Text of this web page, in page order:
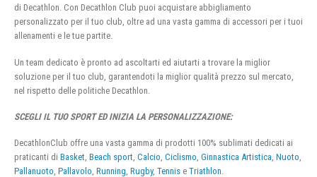
di Decathlon. Con Decathlon Club puoi acquistare abbigliamento
personalizzato per il tuo club, oltre ad una vasta gamma di accessori per i tuoi
allenamenti e le tue partite.
Un team dedicato è pronto ad ascoltarti ed aiutarti a trovare la miglior
soluzione per il tuo club, garantendoti la miglior qualità prezzo sul mercato,
nel rispetto delle politiche Decathlon.
SCEGLI IL TUO SPORT ED INIZIA LA PERSONALIZZAZIONE:
DecathlonClub offre una vasta gamma di prodotti 100% sublimati dedicati ai
praticanti di Basket, Beach sport, Calcio, Ciclismo, Ginnastica Artistica, Nuoto,
Pallanuoto, Pallavolo, Running, Rugby, Tennis e Triathlon.